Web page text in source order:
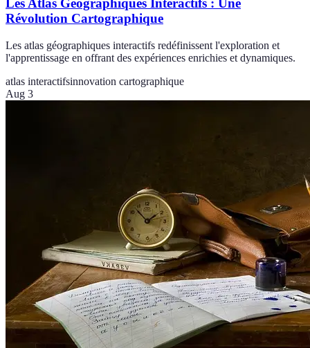
Les Atlas Géographiques Interactifs : Une
Révolution Cartographique
Les atlas géographiques interactifs redéfinissent l'exploration et
l'apprentissage en offrant des expériences enrichies et dynamiques.
atlas interactifsinnovation cartographique
Aug 3